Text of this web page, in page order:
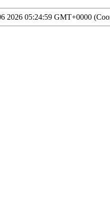
2026 05:24:59 GMT+0000